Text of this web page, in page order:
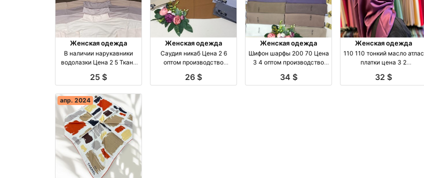
Женская одежда
В наличии нарукавники
водолазки Цена 2 5 Ткань
производство Турция
25 $
Женская одежда
Саудия никаб Цена 2 6
оптом производство
26 $
Женская одежда
Шифон шарфы 200 70 Цена
3 4 оптом производство
34 $
Женская одежда
110 110 тонкий масло атлас
платки цена 3 2
бренд Made in Kyrgyzstan
32 $
апр. 2024